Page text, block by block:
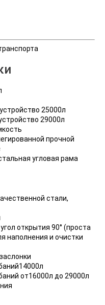
25000л
29000л
прочной
угловая рама
стали,
открытия 90° (проста
наполнения и очистки
от16000л до 29000л